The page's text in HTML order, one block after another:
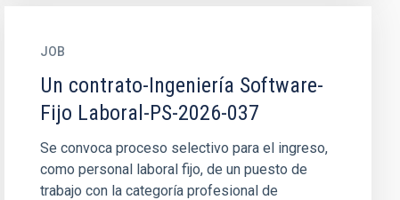
JOB
Un contrato-Ingeniería Software-
Fijo Laboral-PS-2026-037
Se convoca proceso selectivo para el ingreso,
como personal laboral fijo, de un puesto de
trabajo con la categoría profesional de